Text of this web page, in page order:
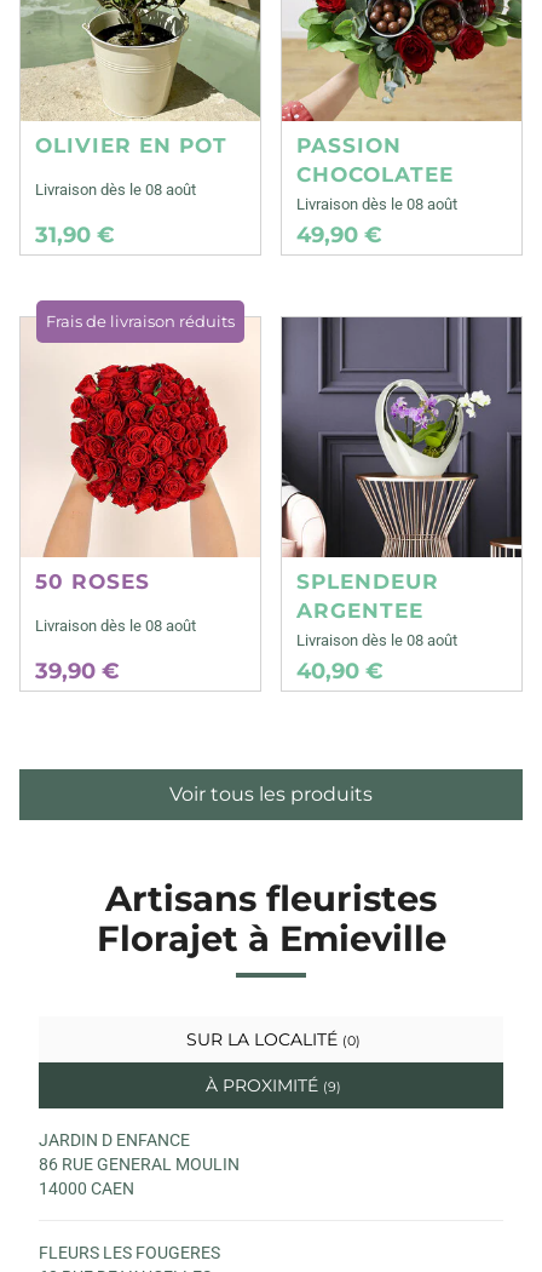
OLIVIER EN POT
Livraison dès le 08 août
31,90 €
PASSION
CHOCOLATEE
Livraison dès le 08 août
49,90 €
Frais de livraison réduits
50 ROSES
Livraison dès le 08 août
39,90 €
SPLENDEUR
ARGENTEE
Livraison dès le 08 août
40,90 €
Voir tous les produits
Artisans fleuristes
Florajet à Emieville
SUR LA LOCALITÉ (0)
À PROXIMITÉ (9)
JARDIN D ENFANCE
86 RUE GENERAL MOULIN
14000 CAEN
FLEURS LES FOUGERES